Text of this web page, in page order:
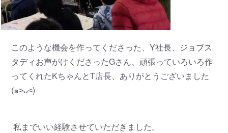
このような機会を作ってくださった、Y社長、ジョブス
タディお声がけくださったGさん、頑張っていろいろ作
ってくれたKちゃんとT店長、ありがとうございました
(๑˃̵ᴗ˂̵)
私までいい経験させていただきました。